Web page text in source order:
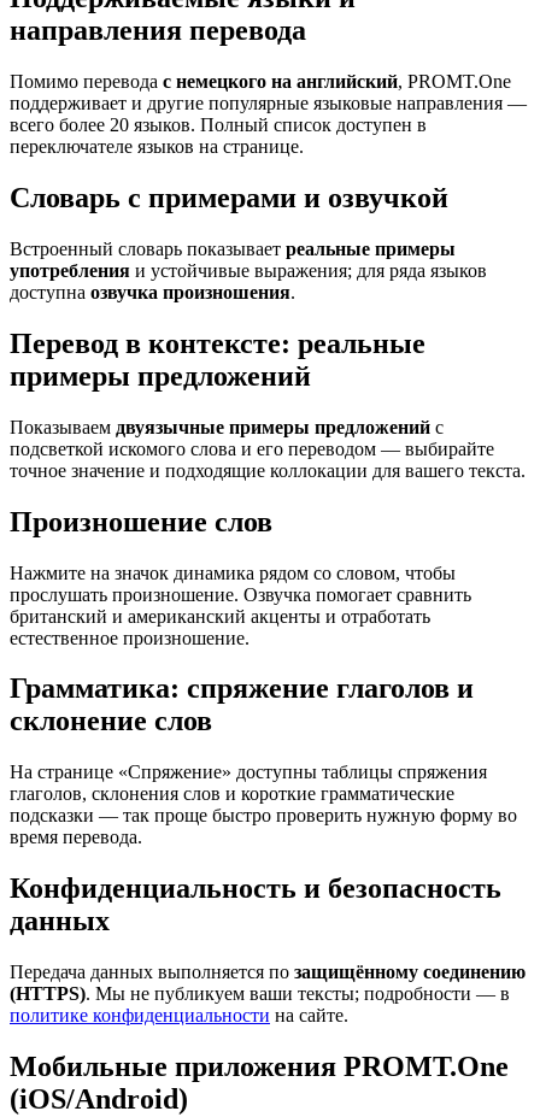
направления перевода
Помимо перевода с немецкого на английский, PROMT.One
поддерживает и другие популярные языковые направления —
всего более 20 языков. Полный список доступен в
переключателе языков на странице.
Словарь с примерами и озвучкой
Встроенный словарь показывает реальные примеры
употребления и устойчивые выражения; для ряда языков
доступна озвучка произношения.
Перевод в контексте: реальные
примеры предложений
Показываем двуязычные примеры предложений с
подсветкой искомого слова и его переводом — выбирайте
точное значение и подходящие коллокации для вашего текста.
Произношение слов
Нажмите на значок динамика рядом со словом, чтобы
прослушать произношение. Озвучка помогает сравнить
британский и американский акценты и отработать
естественное произношение.
Грамматика: спряжение глаголов и
склонение слов
На странице «Спряжение» доступны таблицы спряжения
глаголов, склонения слов и короткие грамматические
подсказки — так проще быстро проверить нужную форму во
время перевода.
Конфиденциальность и безопасность
данных
Передача данных выполняется по защищённому соединению
(HTTPS). Мы не публикуем ваши тексты; подробности — в
политике конфиденциальности на сайте.
Мобильные приложения PROMT.One
(iOS/Android)